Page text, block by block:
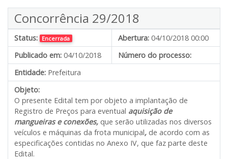
Concorrência 29/2018
Status: Encerrada Abertura: 04/10/2018 00:00
Publicado em: 04/10/2018
Número do processo:
Entidade: Prefeitura
Objeto:
O presente Edital tem por objeto a implantação de
Registro de Preços para eventual aquisição de
mangueiras e conexões, que serão utilizadas nos diversos
veículos e máquinas da frota municipal, de acordo com as
especificações contidas no Anexo IV, que faz parte deste
Edital.